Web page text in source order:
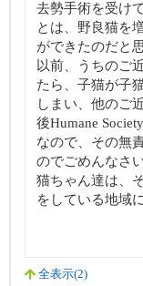
去勢手術を受け
とは、野良猫を
ができたのだと
以前、うちのご
たら、子猫が子
しまい、他のご
後Humane
なので、その無
のでごめんなさ
猫ちゃん達は、
をしている地域
全表示(2)